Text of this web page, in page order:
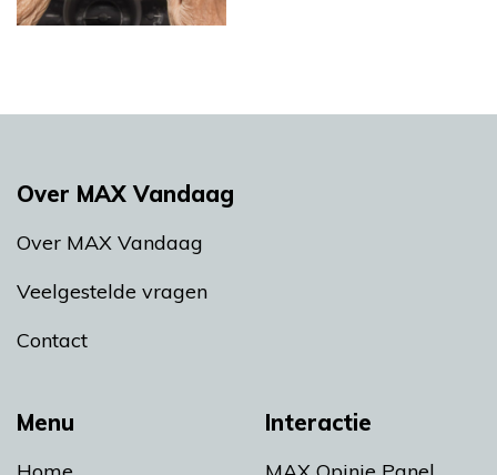
Menu Interactie
Over MAX Vandaag
Over MAX Vandaag
Veelgestelde vragen
Contact